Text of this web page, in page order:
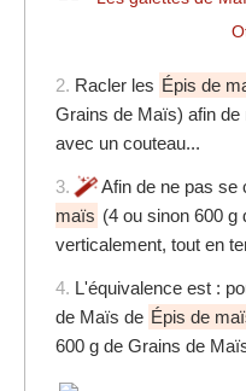
2. Racler les Épis de
Grains de Maïs) afin de
avec un couteau...
3. Afin de ne pas se
maïs (4 ou sinon 600 g
verticalement, tout en
4. L'équivalence est :
de Maïs de Épis de
600 g de Grains de